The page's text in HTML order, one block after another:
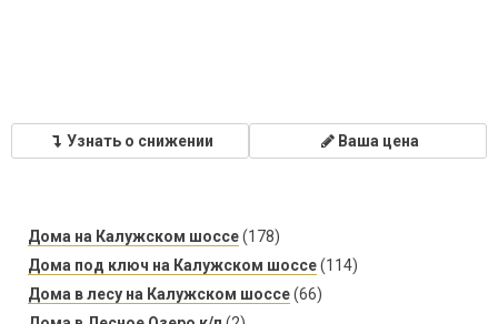
Узнать о снижении Ваша цена
Дома на Калужском шоссе(178)
Дома под ключ на Калужском шоссе(114)
Дома в лесу на Калужском шоссе(66)